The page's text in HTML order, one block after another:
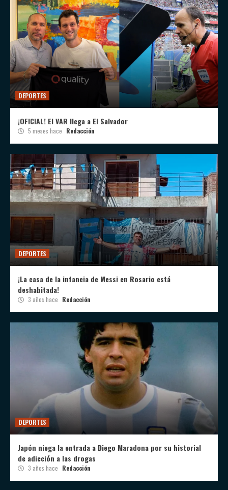
DEPORTES
¡OFICIAL! El VAR llega a El Salvador
5 meses hace Redacción
DEPORTES
¡La casa de la infancia de Messi en Rosario está
deshabitada!
3 años hace Redacción
DEPORTES
Japón niega la entrada a Diego Maradona por su historial
de adicción a las drogas
3 años hace Redacción